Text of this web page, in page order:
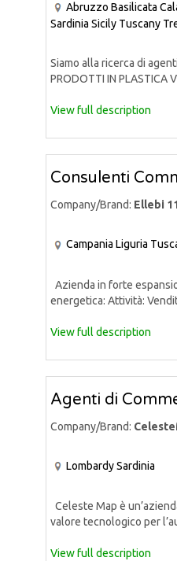
Abruzzo Basilicata
Sardinia Sicily Tuscany
Siamo alla ricerca di
PRODOTTI IN PLASTICA
View full description
Consulenti
Company/Brand: Ellebi
Campania Liguria
Azienda in forte
energetica: Attività:
View full description
Agenti di
Company/Brand:
LombardySardinia
Celeste Map è
valore tecnologico per
View full description